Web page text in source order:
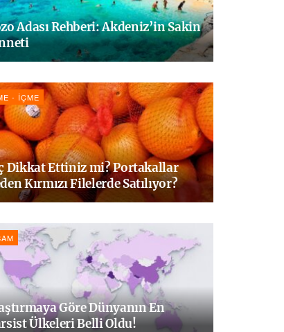
Adası Rehberi: Akdeniz’in Sakin
- İÇME
Dikkat Ettiniz mi? Portakallar
Kırmızı Filelerde Satılıyor?
Göre Dünyanın En
Ülkeleri Belli Oldu!